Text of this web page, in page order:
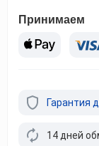
Принимаем
Гарантия
14 дней